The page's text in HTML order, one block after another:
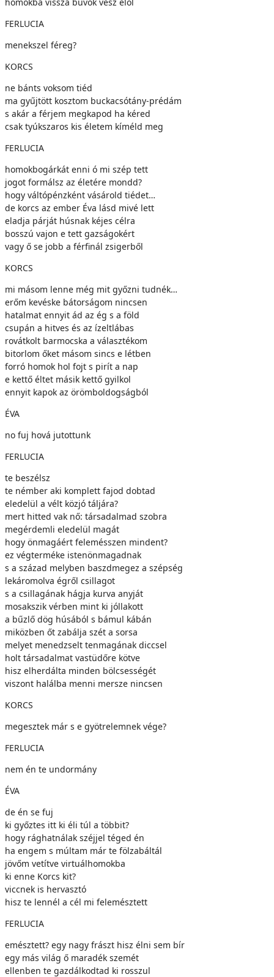
FERLUCIA
menekszel féreg?
KORCS
ne bánts voksom tiéd
ma gyűjtött kosztom buckacsótány-prédám
s akár a férjem megkapod ha kéred
csak tyúkszaros kis életem kíméld meg
FERLUCIA
homokbogárkát enni ó mi szép tett
jogot formálsz az életére mondd?
hogy váltópénzként vásárold tiédet…
de korcs az ember Éva lásd mivé lett
eladja párját húsnak kéjes célra
bosszú vajon e tett gazságokért
vagy ő se jobb a férfinál zsigerből
KORCS
mi másom lenne még mit győzni tudnék…
erőm kevéske bátorságom nincsen
hatalmat ennyit ád az ég s a föld
csupán a hitves és az ízeltlábas
rovátkolt barmocska a választékom
bitorlom őket másom sincs e létben
forró homok hol fojt s pirít a nap
e kettő éltet másik kettő gyilkol
ennyit kapok az örömboldogságból
ÉVA
no fuj hová jutottunk
FERLUCIA
te beszélsz
te némber aki komplett fajod dobtad
eledelül a vélt közjó táljára?
mert hitted vak nő: társadalmad szobra
megérdemli eledelül magát
hogy önmagáért felemésszen mindent?
ez végterméke istenönmagadnak
s a század melyben baszdmegez a szépség
lekáromolva égről csillagot
s a csillagának hágja kurva anyját
mosakszik vérben mint ki jóllakott
a bűzlő dög húsából s bámul kábán
miközben őt zabálja szét a sorsa
melyet menedzselt tenmagának diccsel
holt társadalmat vastüdőre kötve
hisz elherdálta minden bölcsességét
viszont halálba menni mersze nincsen
KORCS
megesztek már s e gyötrelemnek vége?
FERLUCIA
nem én te undormány
ÉVA
de én se fuj
ki győztes itt ki éli túl a többit?
hogy rághatnálak széjjel téged én
ha engem s múltam már te fölzabáltál
jövőm vetítve virtuálhomokba
ki enne Korcs kit?
viccnek is hervasztó
hisz te lennél a cél mi felemésztett
FERLUCIA
emésztett? egy nagy frászt hisz élni sem bír
egy más világ ő maradék szemét
ellenben te gazdálkodtad ki rosszul